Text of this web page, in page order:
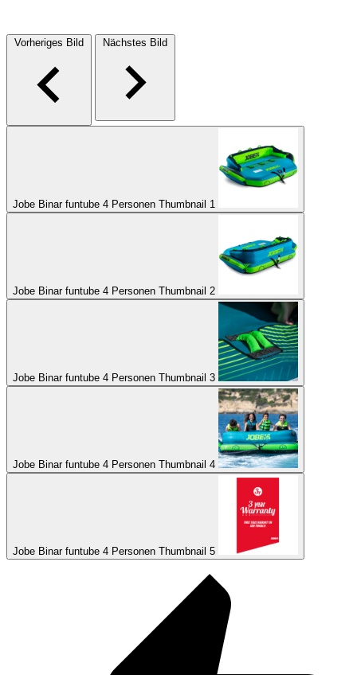
Vorheriges Bild Nächstes Bild
Jobe Binar funtube 4 Personen Thumbnail 1
Jobe Binar funtube 4 Personen Thumbnail 2
Jobe Binar funtube 4 Personen Thumbnail 3
Jobe Binar funtube 4 Personen Thumbnail 4
Jobe Binar funtube 4 Personen Thumbnail 5